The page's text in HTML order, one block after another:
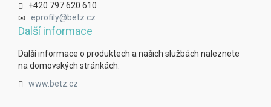
+420 797 620 610
eprofily@betz.cz
Další informace
Další informace o produktech a našich službách naleznete
na domovských stránkách.
www.betz.cz